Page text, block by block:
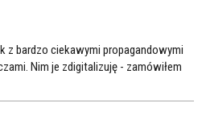
z bardzo ciekawymi propagandowymi
Nim je zdigitalizuję - zamówiłem